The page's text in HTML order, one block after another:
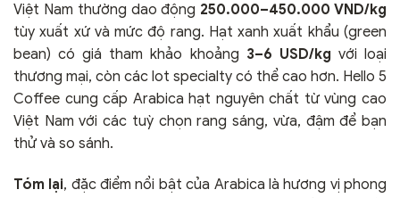
Việt Nam thường dao động 250.000–450.000 VND/kg
tùy xuất xứ và mức độ rang. Hạt xanh xuất khẩu (green
bean) có giá tham khảo khoảng 3–6 USD/kg với loại
thương mại, còn các lot specialty có thể cao hơn. Hello 5
Coffee cung cấp Arabica hạt nguyên chất từ vùng cao
Việt Nam với các tuỳ chọn rang sáng, vừa, đậm để bạn
thử và so sánh.
Tóm lại, đặc điểm nổi bật của Arabica là hương vị phong